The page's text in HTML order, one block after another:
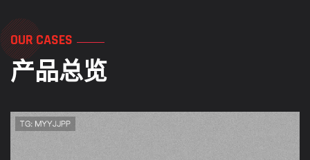
OUR CASES
产品总览